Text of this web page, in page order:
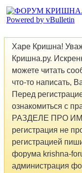
Харе Кришна!
Кришна.ру.
можете читать
что-то написать,
Перед
ознакомиться с
РАЗДЕЛЕ ПРО
регистрация не
регистрацией
форума krishna-
администрация